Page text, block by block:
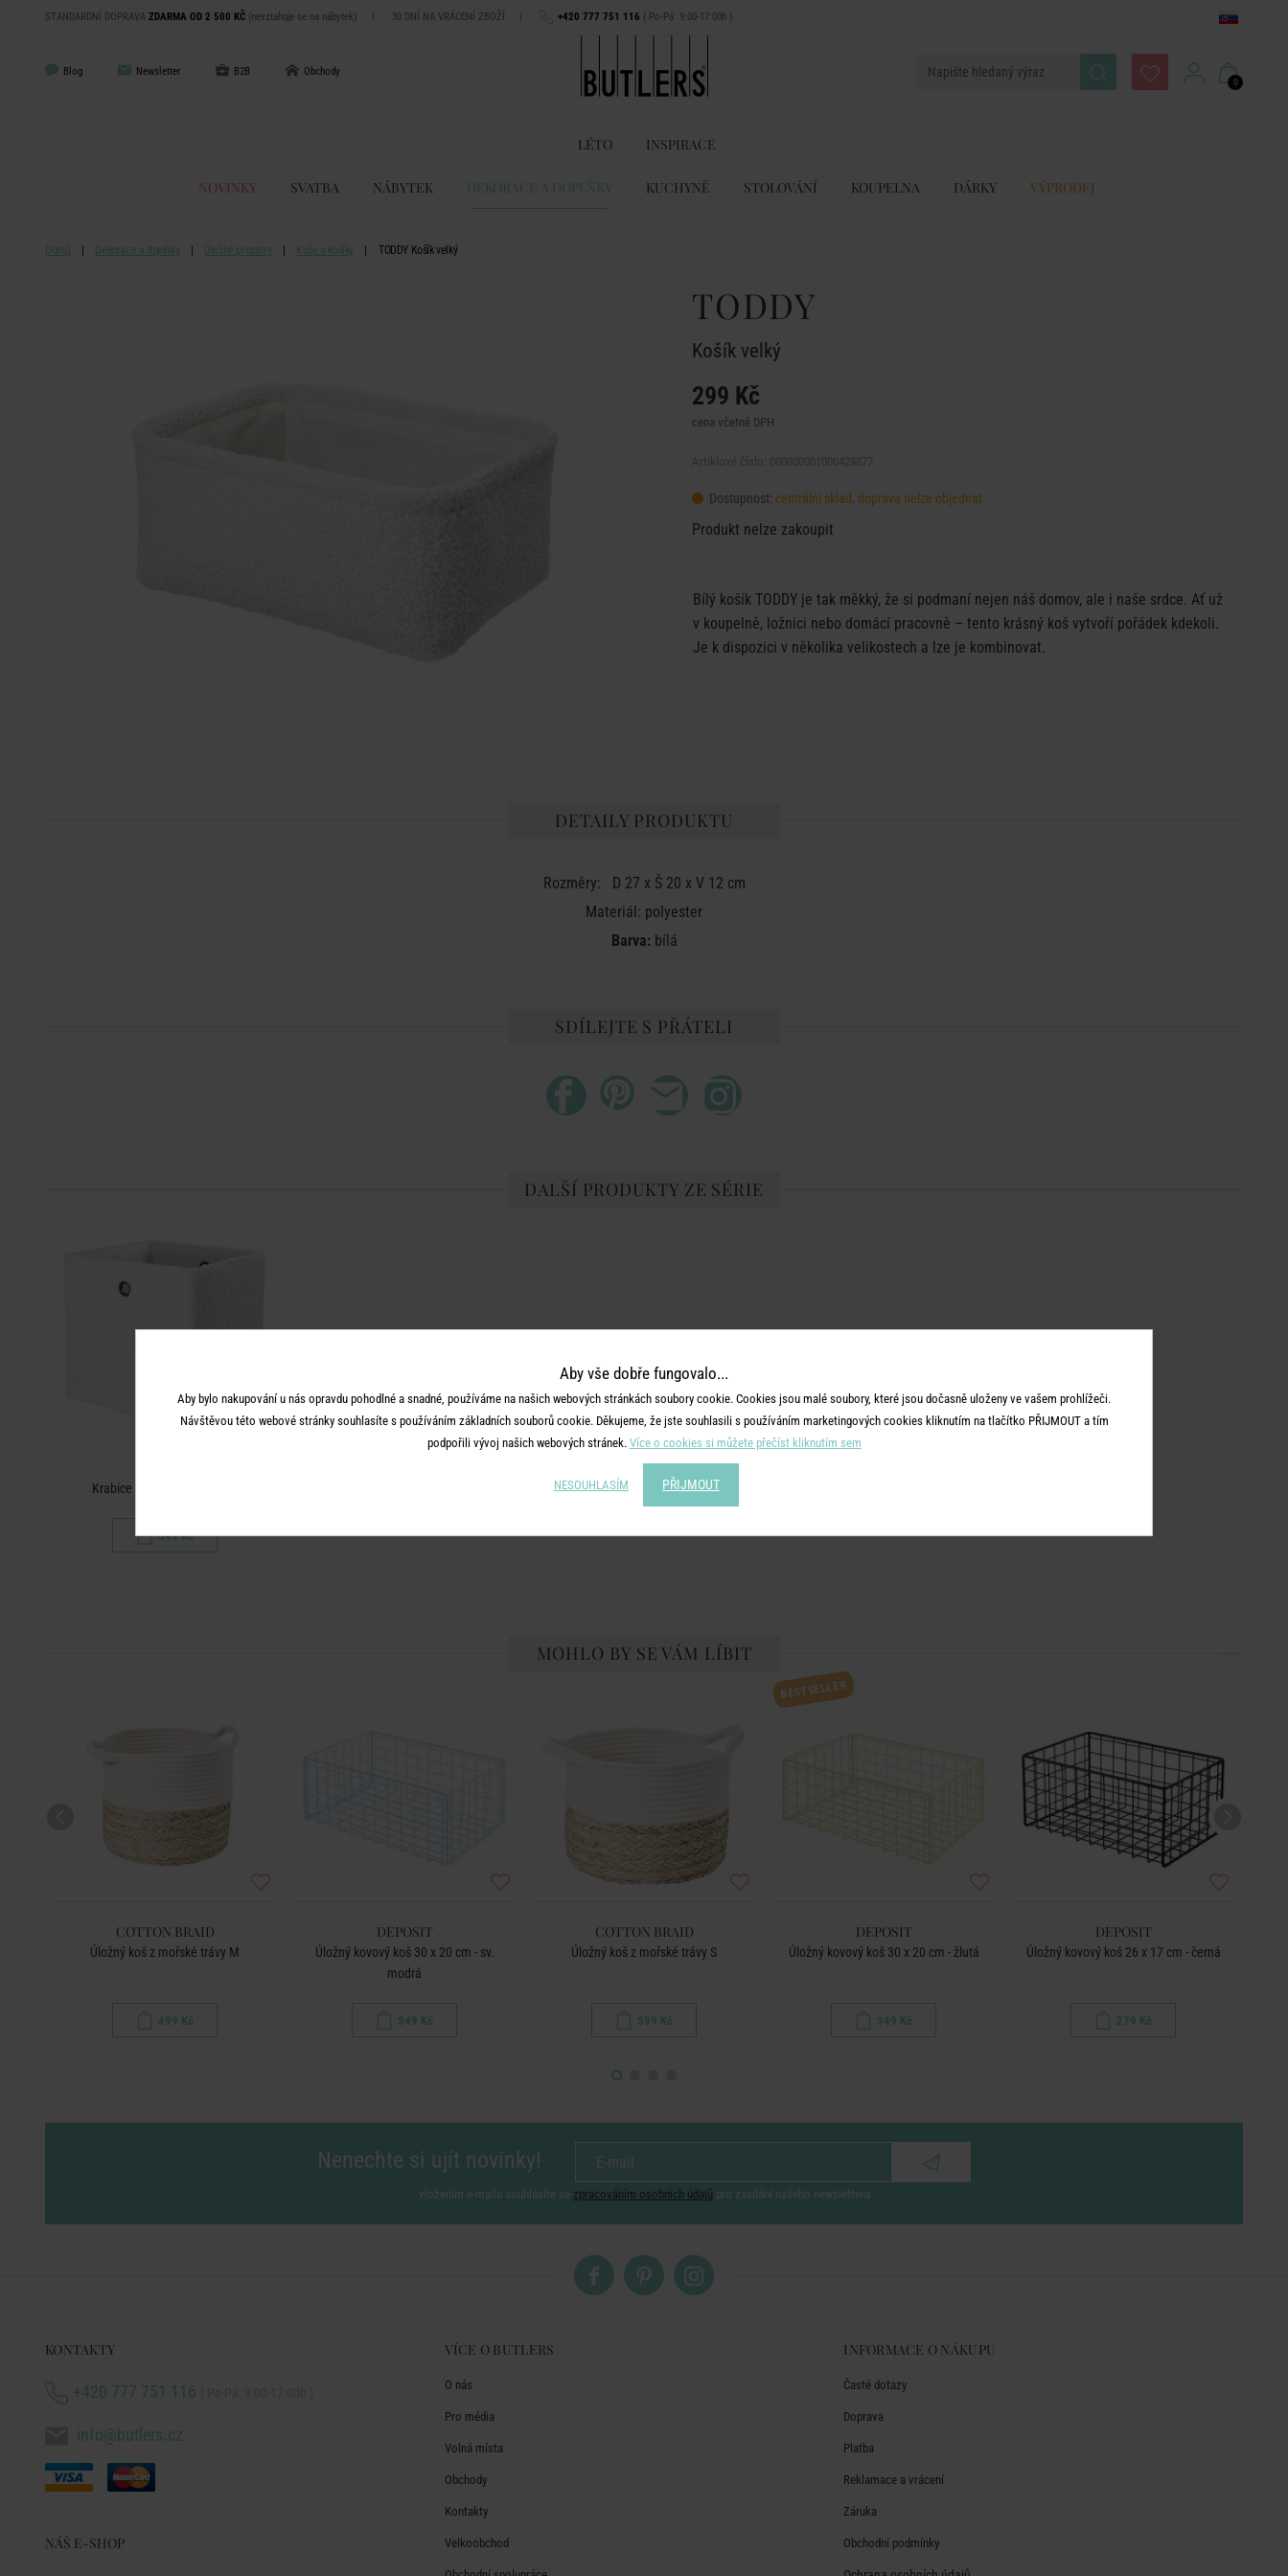
STANDARDNÍ DOPRAVA ZDARMA OD 2 500 KČ (nevztahuje se na nábytek) | 30 DNÍ NA VRÁCENÍ ZBOŽÍ | +420 777 751 116 ( Po-Pá: 9:00-17:00h )
Blog Newsletter B2B Obchody
0
LÉTO INSPIRACE
NOVINKY SVATBA NÁBYTEK DEKORACE A DOPLŇKY KUCHYNĚ STOLOVÁNÍ KOUPELNA DÁRKY VÝPRODEJ
Domů Dekorace a doplňky Úložné prostory Koše a košíky TODDY Košík velký
TODDY
Košík velký
299 Kč
cena včetně DPH
Dostupnost: centrální sklad, doprava nelze objednat
Produkt nelze zakoupit
Bílý košík TODDY je tak měkký, že si podmaní nejen náš domov, ale i naše srdce. Ať už
v koupelně, ložnici nebo domácí pracovně – tento krásný koš vytvoří pořádek kdekoli.
Je k dispozici v několika velikostech a lze je kombinovat.
DETAILY PRODUKTU
Rozměry: D 27 x Š 20 x V 12 cm
Materiál: polyester
Barva:bílá
SDÍLEJTE S PŘÁTELI
DALŠÍ PRODUKTY ZE SÉRIE
Krabice skládací 30 x 30 cm
349 Kč
MOHLO BY SE VÁM LÍBIT
COTTON BRAID
Úložný koš z mořské trávy M
499 Kč
DEPOSIT
Úložný kovový koš 30 x 20 cm - sv.
modrá
349 Kč
COTTON BRAID
Úložný koš z mořské trávy S
399 Kč
BESTSELLER
DEPOSIT
Úložný kovový koš 30 x 20 cm - žlutá
349 Kč
DEPOSIT
Úložný kovový koš 26 x 17 cm - černá
279 Kč
Nenechte si ujít novinky!
vložením e-mailu souhlasíte se zpracováním osobních údajů pro zasílání našeho newsletteru
KONTAKTY
+420 777 751 116
info@butlers.cz
NÁŠ E-SHOP
VÍCE O BUTLERS
O nás
Pro média
Volná místa
Obchody
Kontakty
Velkoobchod
INFORMACE O NÁKUPU
Časté dotazy
Doprava
Platba
Reklamace a vrácení
Záruka
Obchodní podmínky
Aby vše dobře fungovalo...
Aby bylo nakupování u nás opravdu pohodlné a snadné, používáme na našich webových stránkách soubory cookie. Cookies jsou malé soubory, které jsou dočasně uloženy ve vašem prohlížeči.
Návštěvou této webové stránky souhlasíte s používáním základních souborů cookie. Děkujeme, že jste souhlasili s používáním marketingových cookies kliknutím na tlačítko PŘIJMOUT a tím
podpořili vývoj našich webových stránek. Více o cookies si můžete přečíst kliknutím sem
NESOUHLASÍM PŘIJMOUT